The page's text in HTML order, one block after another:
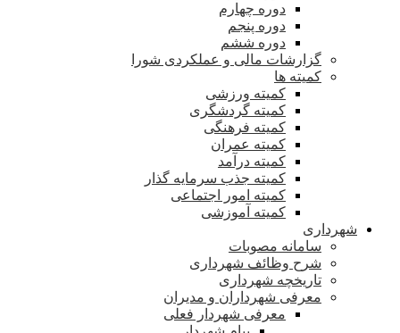
دوره چهارم
دوره پنجم
دوره ششم
گزارشات مالی و عملکردی شورا
کمیته ها
کمیته ورزشی
کمیته گردشگری
کمیته فرهنگی
کمیته عمران
کمیته درآمد
کمیته جذب سرمایه گذار
کمیته امور اجتماعی
کمیته آموزشی
شهرداری
سامانه مصوبات
شرح وظائف شهرداری
تاریخچه شهرداری
معرفی شهرداران و مدیران
معرفی شهردار فعلی